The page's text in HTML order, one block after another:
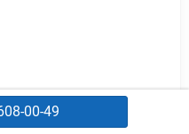
00-49